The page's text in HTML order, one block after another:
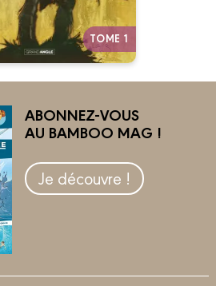
TOME 1
Autres tomes
ABONNEZ-VOUS
AU BAMBOO MAG !
Je découvre !